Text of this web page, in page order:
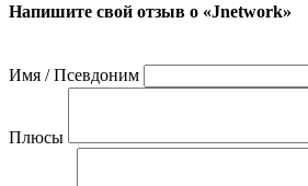
Напишите свой отзыв о «Jnetwork»
Имя / Псевдоним
Плюсы